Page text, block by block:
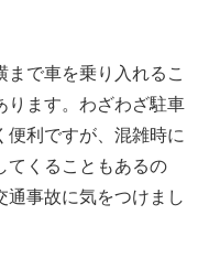
まで車を乗り入れるこ
ります。わざわざ駐車
便利ですが、混雑時に
てくることもあるの
通事故に気をつけまし